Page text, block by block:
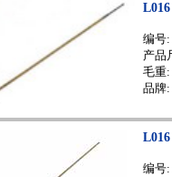
编号:
产品
毛重:
品牌:
编号: